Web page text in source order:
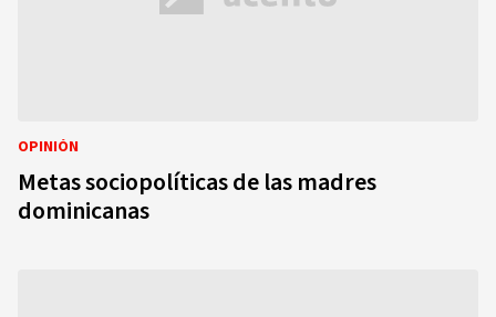
OPINIÓN
Metas sociopolíticas de las madres
dominicanas